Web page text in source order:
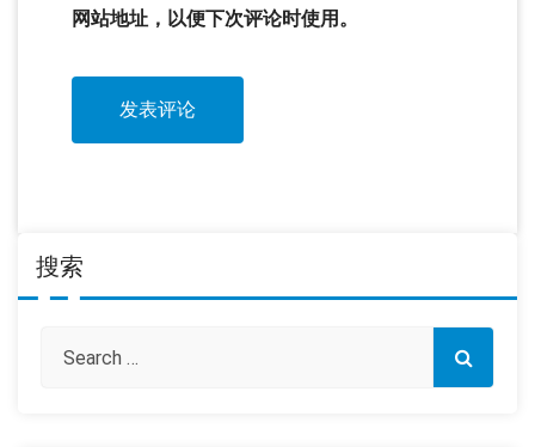
网站地址，以便下次评论时使用。
搜索